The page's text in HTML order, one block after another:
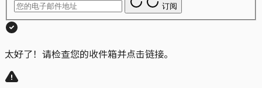
订阅
太好了！请检查您的收件箱并点击链接。